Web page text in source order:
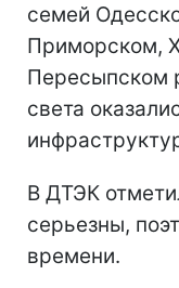
семей
Приморском,
Пересыпском
света
В ДТЭК
серьезны,
времени.